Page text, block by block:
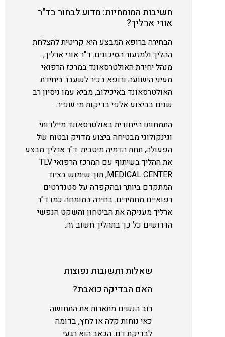
חשיבות המומחיות: מדוע לבחור בד"ר
אורי ארליך?
הבחירה ברופא המבצע היא קריטית להצלחת
ההליך ולמזעור הסיכונים. ד"ר אורי ארליך,
מנהל יחידת האולטרסאונד במרכז הרפואי
מעיני הישועה ורופא בכיר לשעבר ביחידת
האולטרסאונד באיכילוב, מביא עמו ניסיון רב
שנים בביצוע אלפי בדיקות מי שפיר.
התמחותו הייחודית באולטרסאונד מיילדותי
וגינקולוגי מבטיחה ביצוע מדויק ובטוח של
הפעולה, תחת הדמיה מיטבית. ד"ר ארליך מבצע
את ההליך בשיתוף עם המרכז הרפואי TLV
MEDICAL CENTER, תוך שימוש בציוד
המתקדם ביותר ובהקפדה על סטנדרטים
רפואיים מחמירים. בחירה במומחה כמו ד"ר
ארליך מעניקה את הביטחון והשקט הנפשי
הדרושים כל כך בתהליך חשוב זה.
שאלות ותשובות נפוצות
האם הבדיקה כואבת?
רוב הנשים מתארות את התחושה
כאי נוחות קלה או לחץ, בדומה
לבדיקת דם. הכאב הוא רגעי